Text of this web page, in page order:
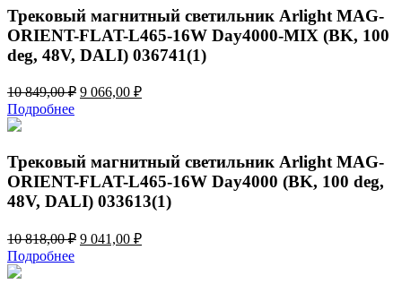
075,00 ₽.
Трековый магнитный светильник Arlight MAG-
ORIENT-FLAT-L465-16W Day4000-MIX (BK, 100
deg, 48V, DALI) 036741(1)
10 849,00₽ Первоначальная
849,00 ₽.
9 066,00 ₽Текущая
Подробнее
Трековый магнитный светильник Arlight MAG-
ORIENT-FLAT-L465-16W Day4000 (BK, 100 deg,
48V, DALI) 033613(1)
10 818,00₽ Первоначальная
9 041,00 ₽Текущая
Подробнее